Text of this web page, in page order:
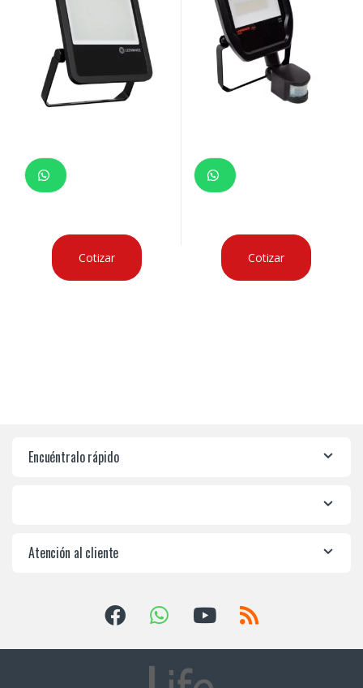
Cotizar Cotizar
Encuéntralo rápido
Atención al cliente